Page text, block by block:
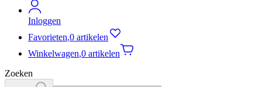
Inloggen
Favorieten,0 artikelen
Winkelwagen,0 artikelen
Zoeken